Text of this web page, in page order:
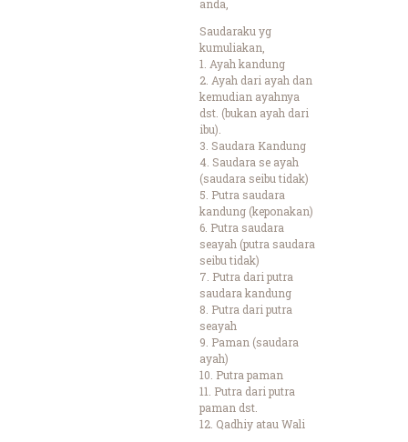
anda,
Saudaraku yg
kumuliakan,
1. Ayah kandung
2. Ayah dari ayah dan
kemudian ayahnya
dst. (bukan ayah dari
ibu).
3. Saudara Kandung
4. Saudara se ayah
(saudara seibu tidak)
5. Putra saudara
kandung (keponakan)
6. Putra saudara
seayah (putra saudara
seibu tidak)
7. Putra dari putra
saudara kandung
8. Putra dari putra
seayah
9. Paman (saudara
ayah)
10. Putra paman
11. Putra dari putra
paman dst.
12. Qadhiy atau Wali